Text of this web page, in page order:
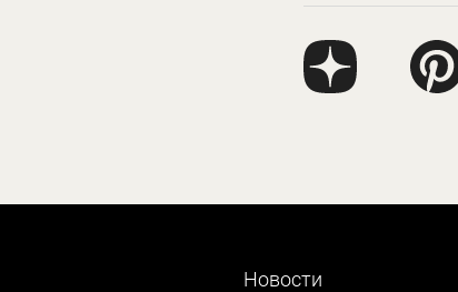
Новости